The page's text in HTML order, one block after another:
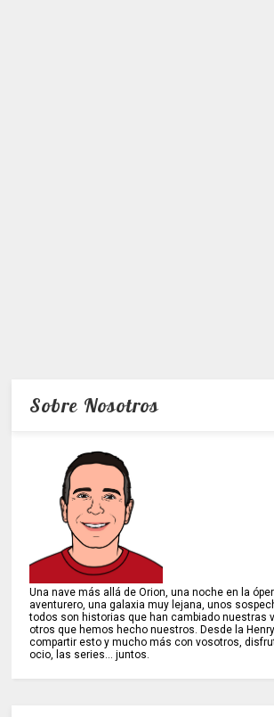
Sobre Nosotros
Una nave más allá de Orion, una noche en la
aventurero, una galaxia muy lejana, unos
todos son historias que han cambiado nuestras
otros que hemos hecho nuestros. Desde la
compartir esto y mucho más con vosotros,
ocio, las series... juntos.